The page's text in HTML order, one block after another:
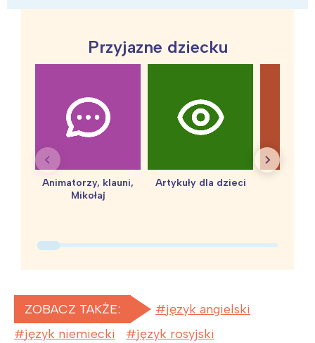
Przyjazne dziecku
Animatorzy, klauni,
Mikołaj
Artykuły dla dzieci
ZOBACZ TAKŻE:
język angielski
język niemiecki
język rosyjski